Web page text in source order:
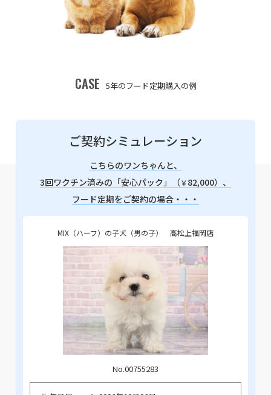
CASE 5年のフード定期購入の例
ご契約シミュレーション
こちらのワンちゃんと、
3回ワクチン済みの「安心パック」（￥82,000）、
フード定期をご契約の場合・・・
MIX（ハーフ）の子犬（男の子） 高松上福岡店
No.00755283